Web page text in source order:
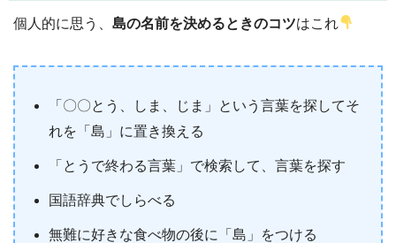
個人的に思う、 島の名前を決めるときのコツはこれ
「〇〇とう、しま、じま」という言葉を探してそ
れを「島」に置き換える
「とうで終わる言葉」で検索して、言葉を探す
国語辞典でしらべる
無難に好きな食べ物の後に「島」をつける